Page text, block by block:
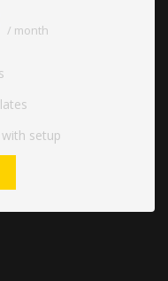
/ month
setup